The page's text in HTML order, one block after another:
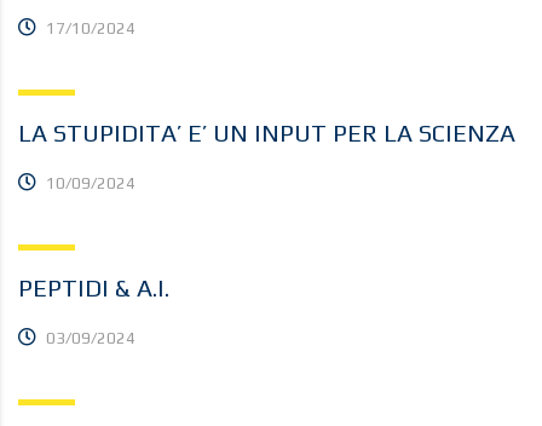
17/10/2024
LA STUPIDITA’ E’ UN INPUT PER LA SCIENZA
10/09/2024
PEPTIDI & A.I.
03/09/2024